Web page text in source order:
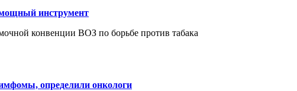
инструмент
конвенции ВОЗ по борьбе против табака
определили онкологи